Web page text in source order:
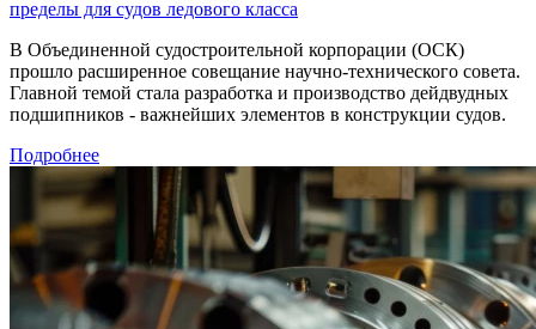
пределы для судов ледового класса
В Объединенной судостроительной корпорации (ОСК)
прошло расширенное совещание научно-технического совета.
Главной темой стала разработка и производство дейдвудных
подшипников - важнейших элементов в конструкции судов.
Подробнее